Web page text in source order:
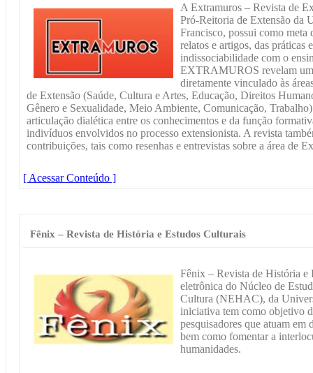
A Extramuros – Revista de
Pró-Reitoria de Extensão da
Francisco, possui como meta
relatos e artigos, das práticas
indissociabilidade com o
EXTRAMUROS revelam
diretamente vinculado às
de Extensão (Saúde, Cultura e Artes, Educação, Direitos
Gênero e Sexualidade, Meio Ambiente, Comunicação,
articulação dialética entre os conhecimentos e da função
indivíduos envolvidos no processo extensionista. A revista
contribuições, tais como resenhas e entrevistas sobre a área de
[ Acessar Conteúdo ]
Fênix – Revista de História e Estudos Culturais
Fênix – Revista de História e
eletrônica do Núcleo de
Cultura (NEHAC), da
iniciativa tem como objetivo
pesquisadores que atuam em
bem como fomentar a
humanidades.